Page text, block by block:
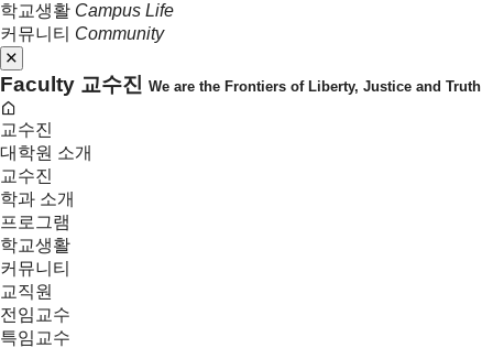
학교생활 Campus Life
커뮤니티 Community
Faculty 교수진 We are the Frontiers of Liberty, Justice and Truth
교수진
대학원 소개
교수진
학과 소개
프로그램
학교생활
커뮤니티
교직원
전임교수
특임교수